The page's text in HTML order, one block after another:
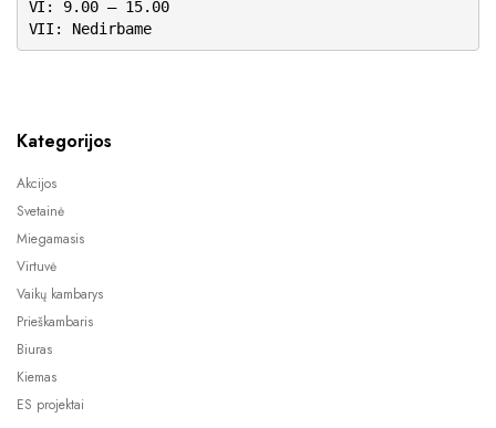
VI: 9.00 – 15.00
VII: Nedirbame
Kategorijos
Akcijos
Svetainė
Miegamasis
Virtuvė
Vaikų kambarys
Prieškambaris
Biuras
Kiemas
ES projektai